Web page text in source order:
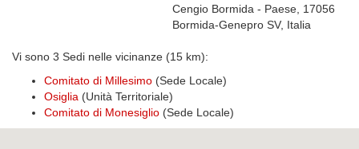
Cengio Bormida - Paese, 17056
Bormida-Genepro SV, Italia
Vi sono 3 Sedi nelle vicinanze (15 km):
Comitato di Millesimo (Sede Locale)
Osiglia (Unità Territoriale)
Comitato di Monesiglio (Sede Locale)